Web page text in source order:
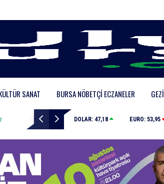
SANAT BURSA NÖBETÇI ECZANELER GEZI
Tarihi eser kaçakçısı sert kayaya çarptı
DOLAR: 47,18 EURO: 53,95